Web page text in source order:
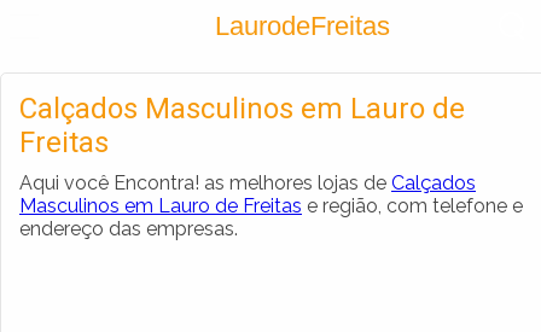
LaurodeFreitas
Fazer login
Calçados Masculinos em Lauro de
Freitas
Aqui você Encontra! as melhores lojas de Calçados
Masculinos em Lauro de Freitas e região, com telefone e
endereço das empresas.